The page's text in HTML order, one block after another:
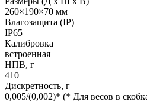
260×190×70 мм
Влагозащита (IP)
IP65
Калибровка
встроенная
НПВ, г
410
Дискретность, г
0,005/(0,002)* (* Для весов в